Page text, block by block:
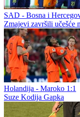
Portugal u nestvarnoj
finala
Španija - Austrija 3:0
Španija rutinski izbacila